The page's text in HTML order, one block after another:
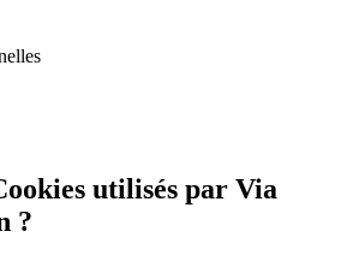
utilisés par Via
?